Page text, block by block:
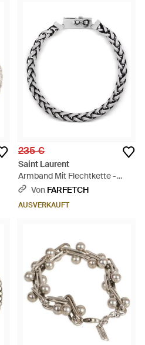
235 €
Saint Laurent
Armband Mit Flechtkette -
Mettallic
Von FARFETCH
AUSVERKAUFT